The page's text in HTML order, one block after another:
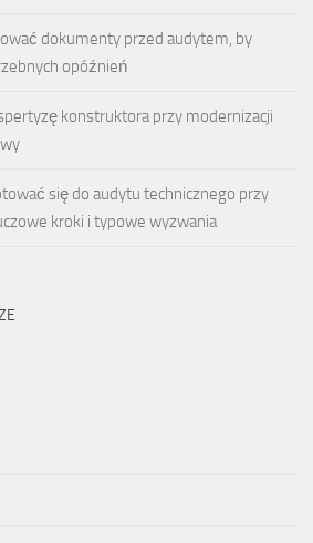
dokumenty przed audytem, by
opóźnień
konstruktora przy modernizacji
się do audytu technicznego przy
kroki i typowe wyzwania